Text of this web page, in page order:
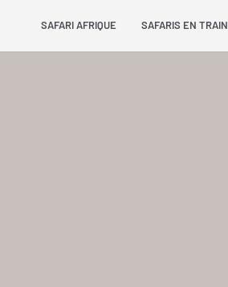
SAFARI AFRIQUE SAFARIS EN TRAIN